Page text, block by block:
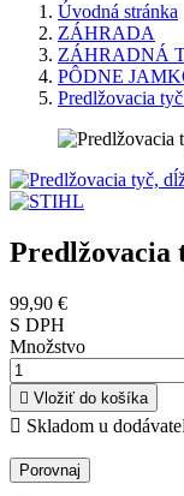
Úvodná stránka
ZÁHRADA
ZÁHRADNÁ
PÔDNE
Predlžovacia
Predlžovacia
99,90 €
S DPH
Množstvo
 Vložiť do košíka
 Skladom u
Porovnaj